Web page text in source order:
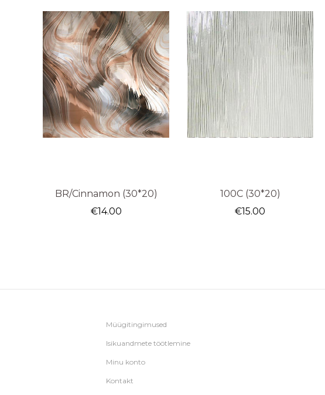
BR/Cinnamon (30*20)
€14.00
100C (30*20)
€15.00
Müügitingimused
Isikuandmete töötlemine
Minu konto
Kontakt